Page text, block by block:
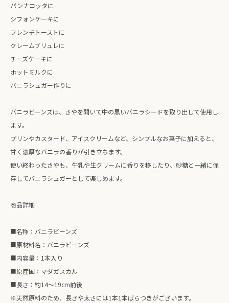
パンナコッタに
シフォンケーキに
フレンチトーストに
クレームブリュレに
チーズケーキに
ホットミルクに
バニラシュガー作りに
バニラビーンズは、さやを開いて中の黒いバニラシードを取り出して使用し
ます。
プリンやカスタード、アイスクリームなど、シンプルなお菓子に加えると、
甘く濃厚なバニラの香りが引き立ちます。
使い終わったさやも、牛乳や生クリームに香りを移したり、砂糖と一緒に保
存してバニラシュガーとして楽しめます。
商品詳細
■名称：バニラビーンズ
■原材料名：バニラビーンズ
■内容量：1本入り
■原産国：マダガスカル
■長さ：約14〜19cm前後
※天然原料のため、長さや太さには1本1本ばらつきがございます。